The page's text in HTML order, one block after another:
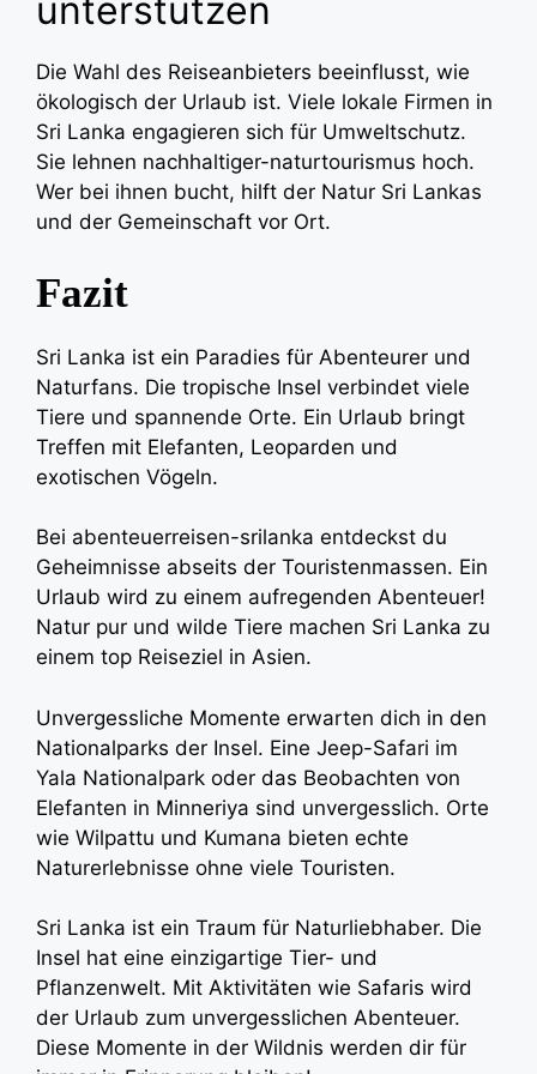
unterstützen
Die Wahl des Reiseanbieters beeinflusst, wie
ökologisch der Urlaub ist. Viele lokale Firmen in
Sri Lanka engagieren sich für Umweltschutz.
Sie lehnen nachhaltiger-naturtourismus hoch.
Wer bei ihnen bucht, hilft der Natur Sri Lankas
und der Gemeinschaft vor Ort.
Fazit
Sri Lanka ist ein Paradies für Abenteurer und
Naturfans. Die tropische Insel verbindet viele
Tiere und spannende Orte. Ein Urlaub bringt
Treffen mit Elefanten, Leoparden und
exotischen Vögeln.
Bei abenteuerreisen-srilanka entdeckst du
Geheimnisse abseits der Touristenmassen. Ein
Urlaub wird zu einem aufregenden Abenteuer!
Natur pur und wilde Tiere machen Sri Lanka zu
einem top Reiseziel in Asien.
Unvergessliche Momente erwarten dich in den
Nationalparks der Insel. Eine Jeep-Safari im
Yala Nationalpark oder das Beobachten von
Elefanten in Minneriya sind unvergesslich. Orte
wie Wilpattu und Kumana bieten echte
Naturerlebnisse ohne viele Touristen.
Sri Lanka ist ein Traum für Naturliebhaber. Die
Insel hat eine einzigartige Tier- und
Pflanzenwelt. Mit Aktivitäten wie Safaris wird
der Urlaub zum unvergesslichen Abenteuer.
Diese Momente in der Wildnis werden dir für